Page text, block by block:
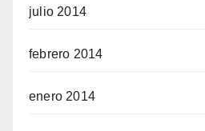
julio 2014
febrero 2014
enero 2014